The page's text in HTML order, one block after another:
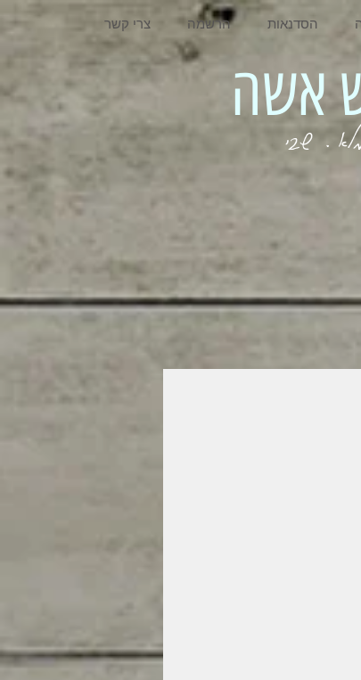
צרי קשר הרשמה הסדנאות